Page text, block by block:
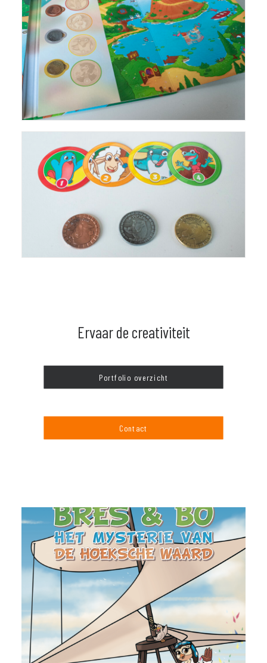
Ervaar de creativiteit
Portfolio overzicht
Contact